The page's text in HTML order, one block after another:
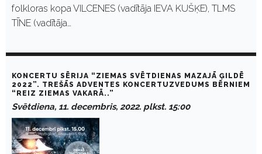
folkloras kopa VILCENES (vadītāja IEVA KUŠĶE), TLMS
TĪNE (vadītāja…
KONCERTU SĒRIJA “ZIEMAS SVĒTDIENAS MAZAJĀ ĢILDĒ
2022”. TREŠĀS ADVENTES KONCERTUZVEDUMS BĒRNIEM
“REIZ ZIEMAS VAKARĀ..”
Svētdiena, 11. decembris, 2022. plkst. 15:00